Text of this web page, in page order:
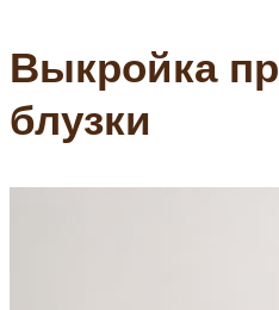
Выкройка
блузки